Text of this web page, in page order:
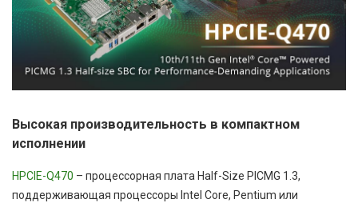
Высокая производительность в компактном
исполнении
HPCIE-Q470 – процессорная плата Half-Size PICMG 1.3,
поддерживающая процессоры Intel Core, Pentium или